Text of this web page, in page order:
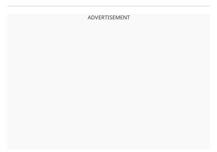
ADVERTISEMENT